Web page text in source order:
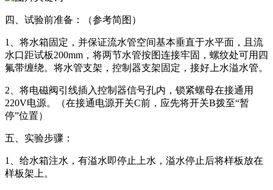
四、试验前准备：（参考简图）
1、将水箱固定，并保证流水管空间基本垂直于水平面，且流
水口距试板200mm，将两节水管按图连接牢固，螺纹处可用四
氟带缠绕。将水管支架，控制器支架固定，接好上水溢水管。
2、将电磁阀引线插入控制器信号孔内，锁紧螺母在接通用
220V电源。（在接通电源开关C前，应先将开关B拨至“暂
停”位置）
五、实验步骤：
1、给水箱注水，有溢水即停止上水，溢水停止后将样板放在
样板架上。